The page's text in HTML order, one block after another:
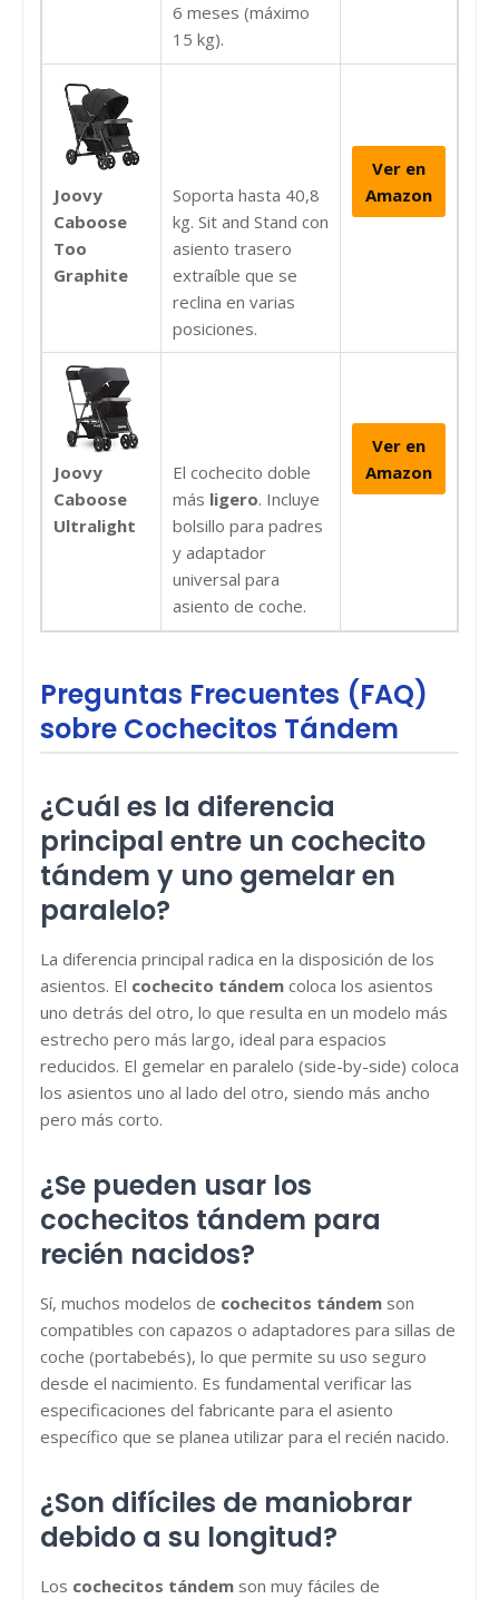
6 meses (máximo
15 kg).
Joovy
Caboose
Too
Graphite
Soporta hasta 40,8
kg. Sit and Stand con
asiento trasero
extraíble que se
reclina en varias
posiciones.
Ver en
Amazon
Joovy
Caboose
Ultralight
El cochecito doble
más ligero. Incluye
bolsillo para padres
y adaptador
universal para
asiento de coche.
Ver en
Amazon
Preguntas Frecuentes (FAQ)
sobre Cochecitos Tándem
¿Cuál es la diferencia
principal entre un cochecito
tándem y uno gemelar en
paralelo?
La diferencia principal radica en la disposición de los
asientos. El cochecito tándem coloca los asientos
uno detrás del otro, lo que resulta en un modelo más
estrecho pero más largo, ideal para espacios
reducidos. El gemelar en paralelo (side-by-side) coloca
los asientos uno al lado del otro, siendo más ancho
pero más corto.
¿Se pueden usar los
cochecitos tándem para
recién nacidos?
Sí, muchos modelos de cochecitos tándem son
compatibles con capazos o adaptadores para sillas de
coche (portabebés), lo que permite su uso seguro
desde el nacimiento. Es fundamental verificar las
especificaciones del fabricante para el asiento
específico que se planea utilizar para el recién nacido.
¿Son difíciles de maniobrar
debido a su longitud?
Los cochecitos tándem son muy fáciles de